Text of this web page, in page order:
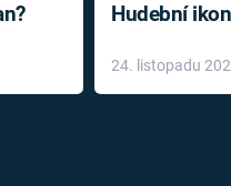
Hudební
léky
24. listopadu